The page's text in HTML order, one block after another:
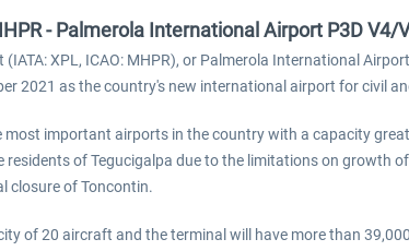
- Palmerola International Airport P3D V4/
XPL, ICAO: MHPR), or Palmerola International
2021 as the country's new international airport for civil
most important airports in the country with a capacity
residents of Tegucigalpa due to the limitations on
closure of Toncontin.
of 20 aircraft and the terminal will have more than